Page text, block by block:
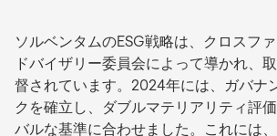
ソルベンタムのESG戦略は、クロスフ
ドバイザリー委員会によって導かれ、
督されています。2024年には、ガバナ
クを確立し、ダブルマテリアリティ評
バルな基準に合わせました。これには